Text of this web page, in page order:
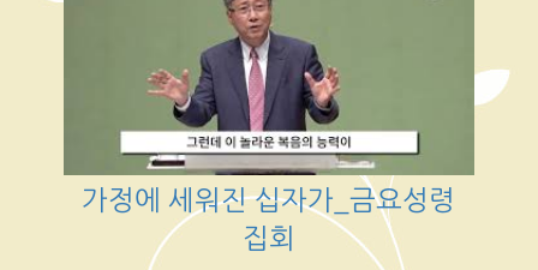
가정에 세워진 십자가_금요성령
집회